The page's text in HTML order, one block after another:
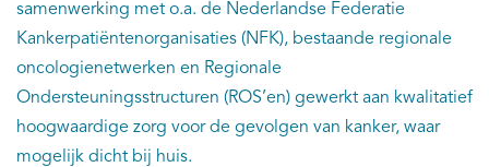
samenwerking met o.a. de Nederlandse Federatie
Kankerpatiëntenorganisaties (NFK), bestaande regionale
oncologienetwerken en Regionale
Ondersteuningsstructuren (ROS’en) gewerkt aan kwalitatief
hoogwaardige zorg voor de gevolgen van kanker, waar
mogelijk dicht bij huis.